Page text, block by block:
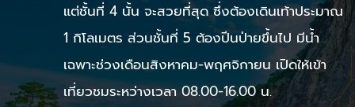
แต่ชั้นที่ 4 นั้น จะสวยที่สุด ซึ่งต้องเดินเท้าประมาณ
1 กิโลเมตร ส่วนชั้นที่ 5 ต้องปีนป่ายขึ้นไป มีน้ำ
เฉพาะช่วงเดือนสิงหาคม-พฤศจิกายน เปิดให้เข้า
เที่ยวชมระหว่างเวลา 08.00-16.00 น.